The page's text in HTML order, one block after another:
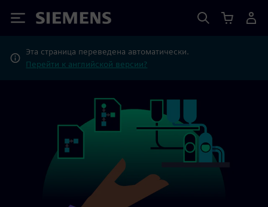
Siemens
Эта страница переведена автоматически.
Перейти к английской версии?